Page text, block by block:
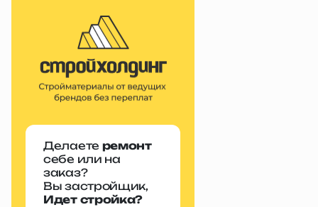
Делаете ремонт
себе или на
заказ?
Вы застройщик,
Идет стройка?